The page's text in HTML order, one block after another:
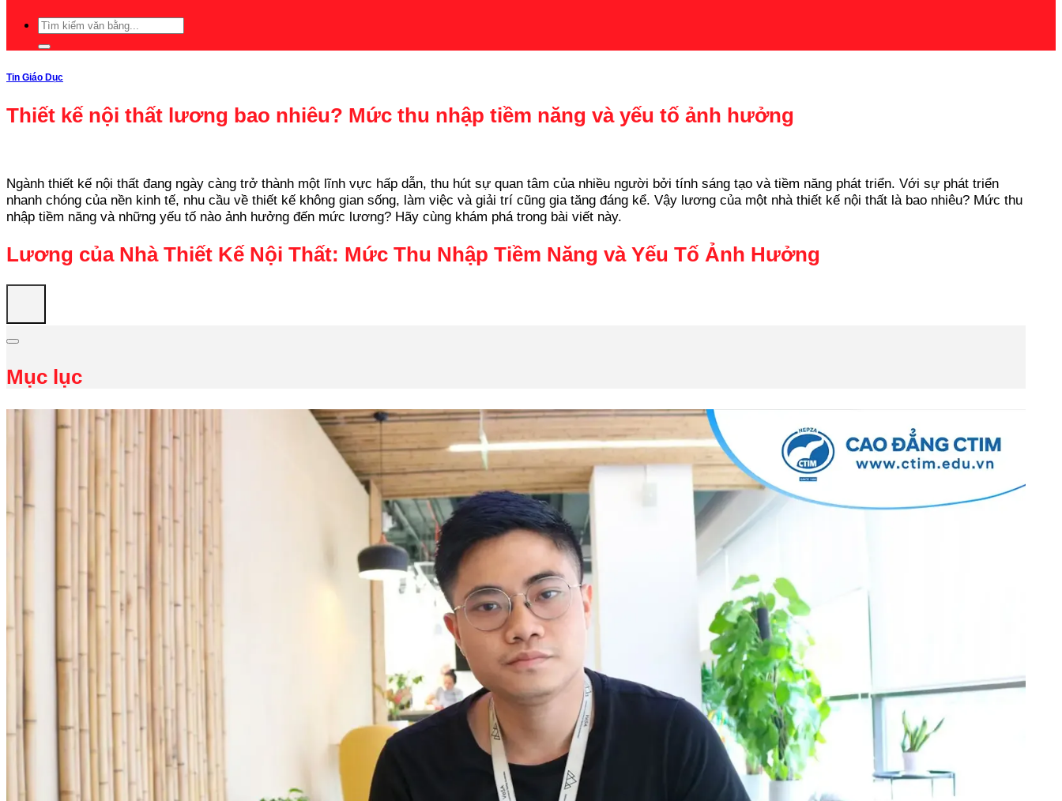
Tin Giáo Dục
Thiết kế nội thất lương bao nhiêu? Mức thu nhập tiềm năng và yếu tố ảnh hưởng
Ngành thiết kế nội thất đang ngày càng trở thành một lĩnh vực hấp dẫn, thu hút sự quan tâm của nhiều người bởi tính sáng tạo và tiềm năng phát triển. Với sự phát triển
nhanh chóng của nền kinh tế, nhu cầu về thiết kế không gian sống, làm việc và giải trí cũng gia tăng đáng kể. Vậy lương của một nhà thiết kế nội thất là bao nhiêu? Mức thu
nhập tiềm năng và những yếu tố nào ảnh hưởng đến mức lương? Hãy cùng khám phá trong bài viết này.
Lương của Nhà Thiết Kế Nội Thất: Mức Thu Nhập Tiềm Năng và Yếu Tố Ảnh Hưởng
Mục lục